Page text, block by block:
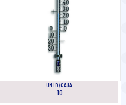
UNID/CAJA
10